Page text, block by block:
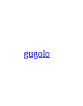
gugolo